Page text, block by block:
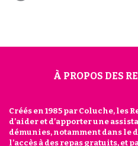
À PROPOS DES
Créés en 1985 par Coluche, les
d’aider et d’apporter une
démunies, notamment dans le
l’accès à des repas gratuits, et